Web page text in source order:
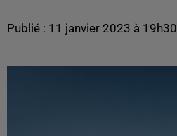
Publié : 11 janvier 2023 à 19h30